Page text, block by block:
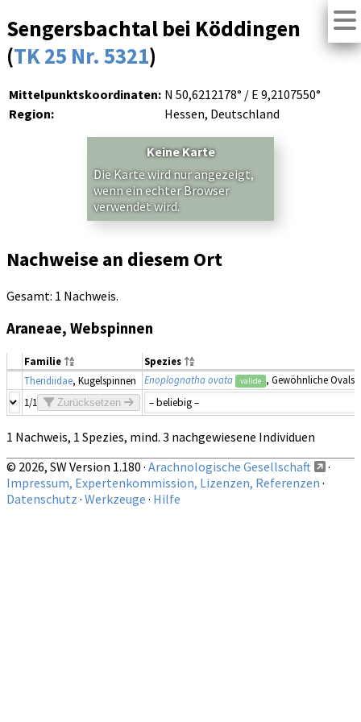
Sengersbachtal bei Köddingen
(TK 25 Nr. 5321)
Mittelpunktskoordinaten: N 50,6212178° / E 9,2107550°
Region:
Hessen, Deutschland
Keine Karte
Die Karte wird nur angezeigt,
wenn ein echter Browser
verwendet wird.
Nachweise an diesem Ort
Gesamt: 1 Nachweis.
Araneae, Webspinnen
Familie
Spezies
Theridiidae, Kugelspinnen Enoplognatha ovata valide , Gewöhnliche
1/1
Zurücksetzen
1 Nachweis, 1 Spezies, mind. 3 nachgewiesene Individuen
© 2026, SW Version 1.180 · Arachnologische Gesellschaft
·
Impressum, Expertenkommission, Lizenzen, Referenzen ·
Datenschutz · Werkzeuge · Hilfe